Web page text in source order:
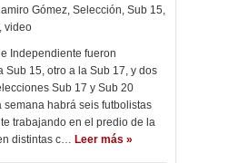
Gómez, Selección, Sub 15,
, video
Independiente fueron
Sub 15, otro a la Sub 17, y dos
Sub 17 y Sub 20
semana habrá seis futbolistas
trabajando en el predio de la
distintas c… Leer más »